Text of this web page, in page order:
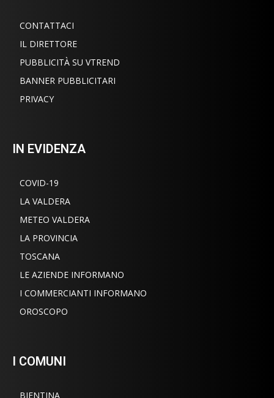
CONTATTACI
IL DIRETTORE
PUBBLICITÀ SU VTREND
BANNER PUBBLICITARI
PRIVACY
IN EVIDENZA
COVID-19
LA VALDERA
METEO VALDERA
LA PROVINCIA
TOSCANA
LE AZIENDE INFORMANO
I COMMERCIANTI INFORMANO
OROSCOPO
I COMUNI
BIENTINA